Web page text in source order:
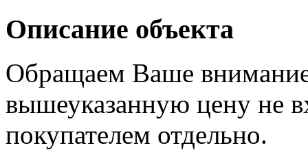
Описание объекта
Обращаем Ваше
вышеуказанную цену не
покупателем отдельно.